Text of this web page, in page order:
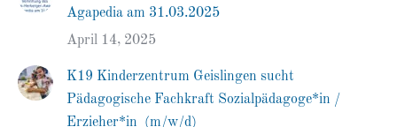
Agapedia am 31.03.2025
April 14, 2025
K19 Kinderzentrum Geislingen sucht
Pädagogische Fachkraft Sozialpädagoge*in /
Erzieher*in (m/w/d)